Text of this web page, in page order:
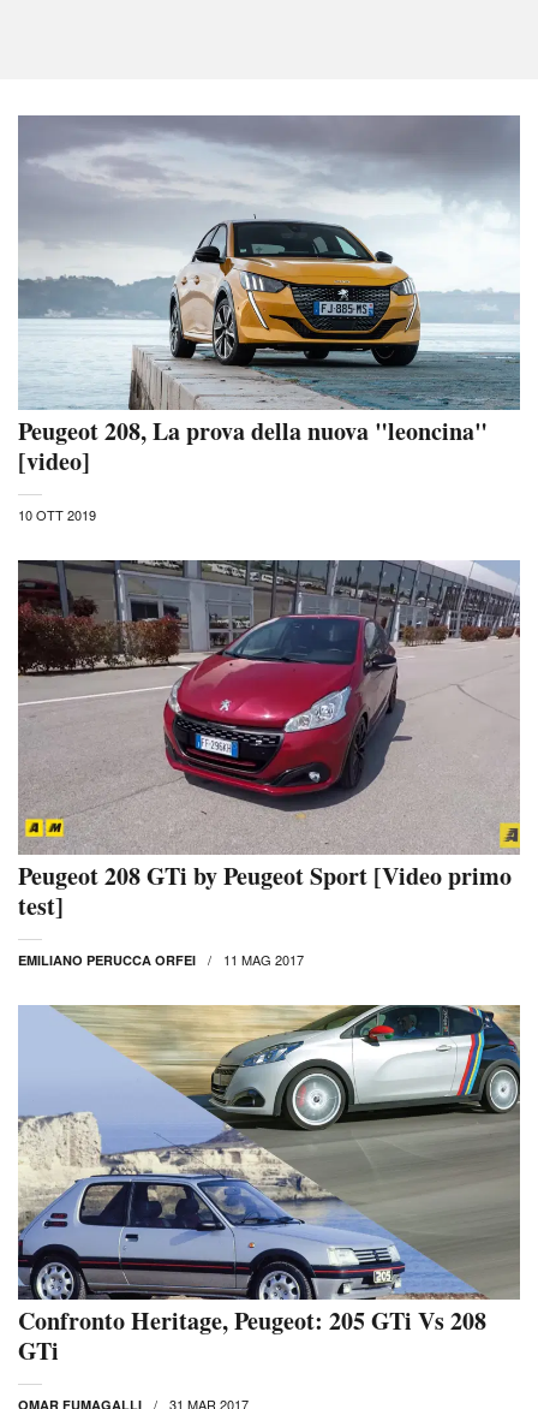
Peugeot 208, La prova della nuova "leoncina"
[video]
10 OTT 2019
Peugeot 208 GTi by Peugeot Sport [Video primo
test]
EMILIANO PERUCCA ORFEI 11 MAG 2017
Confronto Heritage, Peugeot: 205 GTi Vs 208
GTi
OMAR FUMAGALLI 31 MAR 2017